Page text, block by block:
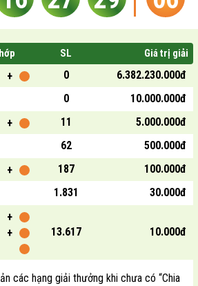
SL Giá trị giải
+ 0
6.382.230.000đ
0
10.000.000đ
+ 11
5.000.000đ
62
500.000đ
+ 187
100.000đ
1.831 30.000đ
+
+ 13.617 10.000đ
các hạng giải thưởng khi chưa có “Chia